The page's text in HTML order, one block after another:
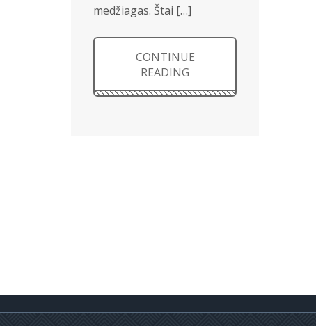
medžiagas. Štai […]
CONTINUE
READING